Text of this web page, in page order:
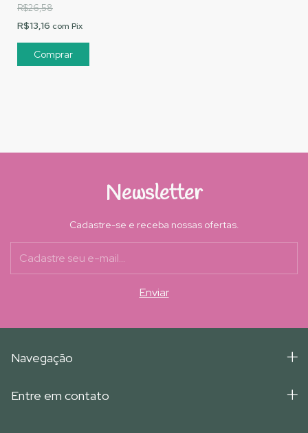
R$26,58
R$13,16 com Pix
Newsletter
Cadastre-se e receba nossas ofertas.
Navegação
Entre em contato